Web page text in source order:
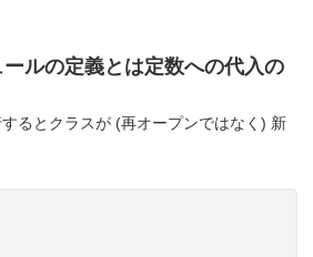
ルの定義とは定数への代入の
るとクラスが (再オープンではなく) 新